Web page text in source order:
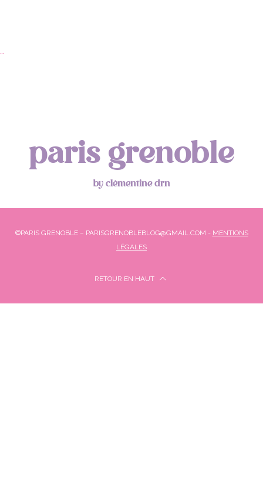
…
paris grenoble
by clémentine drn
©PARIS GRENOBLE – PARISGRENOBLEBLOG@GMAIL.COM - MENTIONS
LÉGALES
RETOUR EN HAUT